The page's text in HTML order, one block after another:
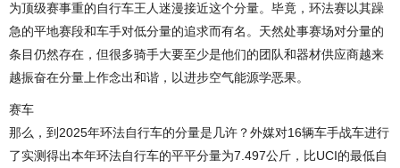
为顶级赛事重的自行车王人迷漫接近这个分量。毕竟，环法赛以其躁
急的平地赛段和车手对低分量的追求而有名。天然处事赛场对分量的
条目仍然存在，但很多骑手大要至少是他们的团队和器材供应商越来
越振奋在分量上作念出和谐，以进步空气能源学恶果。
赛车
那么，到2025年环法自行车的分量是几许？外媒对16辆车手战车进行
了实测得出本年环法自行车的平平分量为7.497公斤，比UCI的最低自